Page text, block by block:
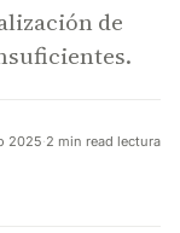
de
2025·2 min read lectura